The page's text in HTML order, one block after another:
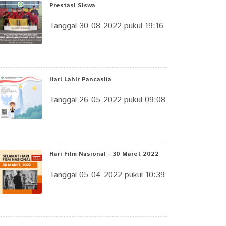
Prestasi Siswa
Tanggal 30-08-2022 pukul 19:16
Hari Lahir Pancasila
Tanggal 26-05-2022 pukul 09:08
Hari Film Nasional - 30 Maret 2022
Tanggal 05-04-2022 pukul 10:39